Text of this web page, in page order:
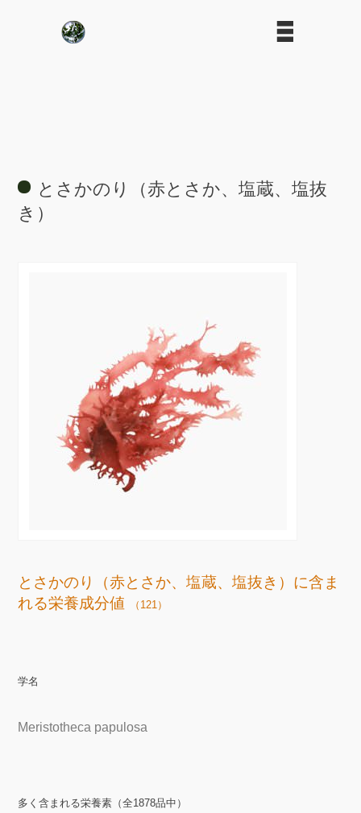
とさかのり（赤とさか、塩蔵、塩抜
き）
とさかのり（赤とさか、塩蔵、塩抜き）に含ま
れる栄養成分値
（121）
学名
Meristotheca papulosa
多く含まれる栄養素（全1878品中）